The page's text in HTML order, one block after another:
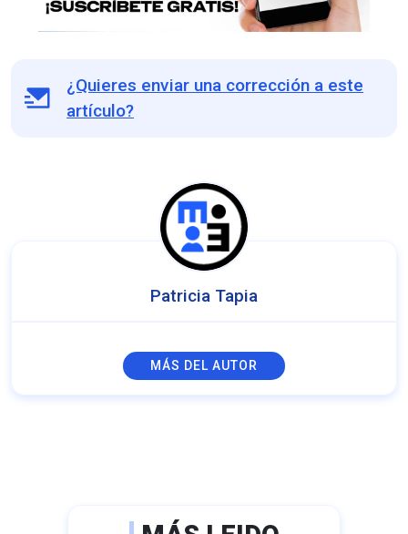
¿Quieres enviar una corrección a este
artículo?
Patricia Tapia
MÁS DEL AUTOR